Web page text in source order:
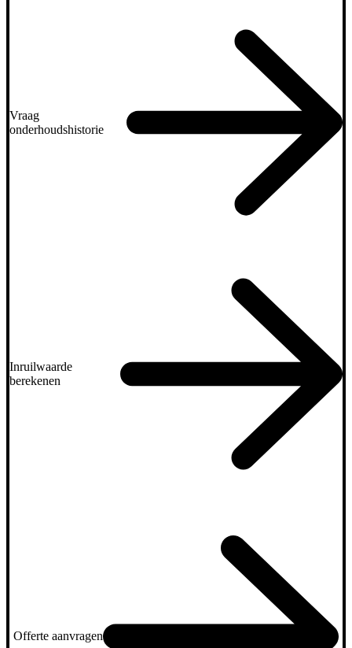
Vraag
onderhoudshistorie
Inruilwaarde
berekenen
Offerte aanvragen